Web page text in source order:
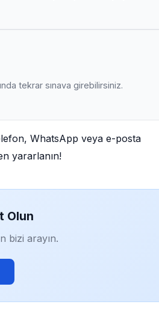
tekrar sınava girebilirsiniz.
WhatsApp veya e-posta
yararlanın!
Olun
bizi arayın.